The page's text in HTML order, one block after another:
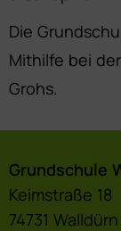
Die
Mithilfe bei
Grohs.
Grundschule
Keimstraße 18
74731 Walldürn